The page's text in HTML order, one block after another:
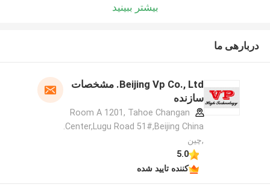
بیشتر ببینید
دربارهی ما
Beijing Vp Co., Ltd. مشخصات
سازنده
Room A 1201, Tahoe Changan
Center,Lugu Road 51#,Beijing China.
,چین
5.0
کننده تایید شده